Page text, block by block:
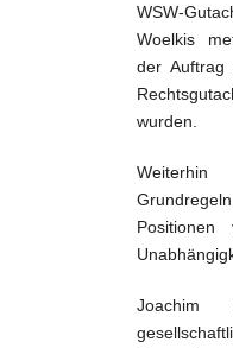
WSW-
Woelkis
der Auftrag
wurden.
Positionen